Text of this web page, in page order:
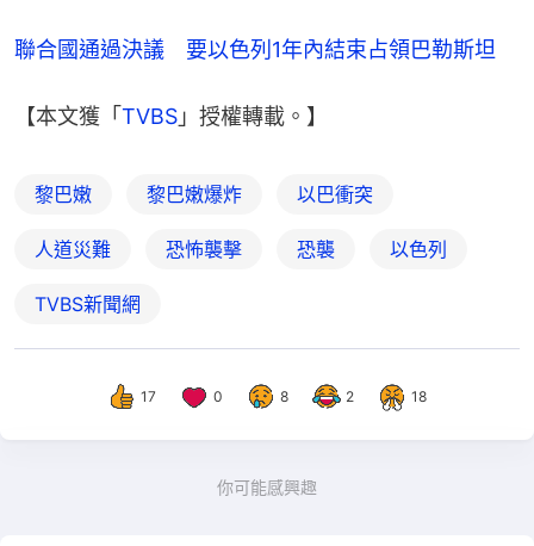
聯合國通過決議　要以色列1年內結束占領巴勒斯坦
【本文獲「 TVBS 」授權轉載。】
黎巴嫩 黎巴嫩爆炸 以巴衝突
人道災難 恐怖襲擊 恐襲 以色列
TVBS新聞網
17 0 8 2 18
你可能感興趣